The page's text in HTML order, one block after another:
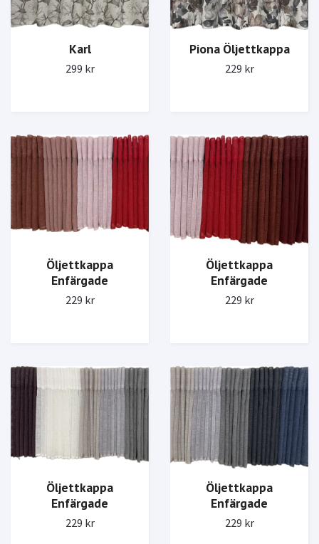
Karl
299 kr
Piona Öljettkappa
229 kr
Öljettkappa
Enfärgade
229 kr
Öljettkappa
Enfärgade
229 kr
Öljettkappa
Enfärgade
229 kr
Öljettkappa
Enfärgade
229 kr